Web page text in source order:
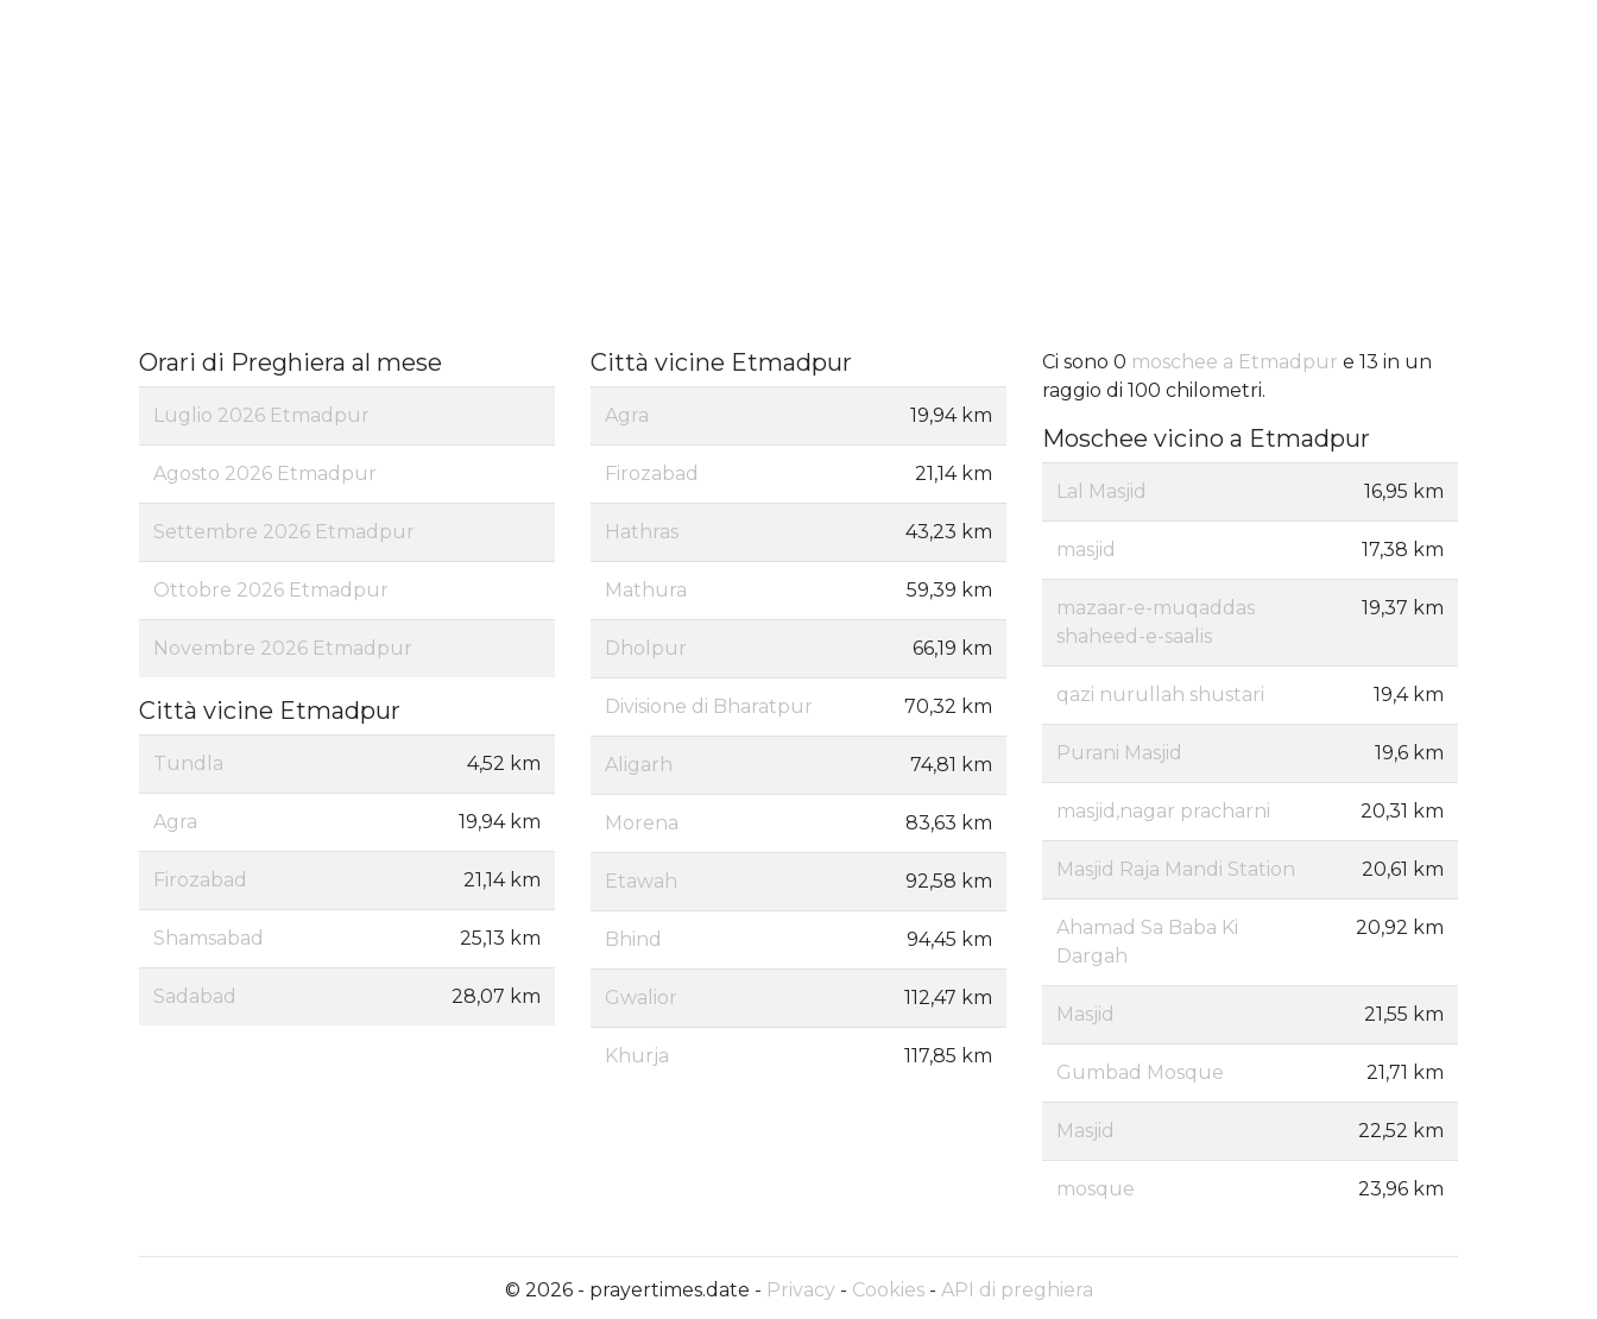
Orari di Preghiera al mese
Luglio 2026 Etmadpur
Agosto 2026 Etmadpur
Settembre 2026 Etmadpur
Ottobre 2026 Etmadpur
Novembre 2026 Etmadpur
Città vicine Etmadpur
Tundla 4,52 km
Agra 19,94 km
Firozabad 21,14 km
Shamsabad 25,13 km
Sadabad 28,07 km
Città vicine Etmadpur
Agra 19,94 km
Firozabad 21,14 km
Hathras 43,23 km
Mathura 59,39 km
Dholpur 66,19 km
Divisione di Bharatpur 70,32 km
Aligarh 74,81 km
Morena 83,63 km
Etawah 92,58 km
Bhind 94,45 km
Gwalior 112,47 km
Khurja 117,85 km
Ci sono 0 moschee a Etmadpur e 13 in un
raggio di 100 chilometri.
Moschee vicino a Etmadpur
Lal Masjid 16,95 km
masjid 17,38 km
mazaar-e-muqaddas
shaheed-e-saalis
19,37 km
qazi nurullah shustari 19,4 km
Purani Masjid 19,6 km
masjid,nagar pracharni 20,31 km
Masjid Raja Mandi Station 20,61 km
Ahamad Sa Baba Ki
Dargah
20,92 km
Masjid 21,55 km
Gumbad Mosque 21,71 km
Masjid 22,52 km
mosque 23,96 km
© 2026 - prayertimes.date - Privacy- Cookies- API di preghiera